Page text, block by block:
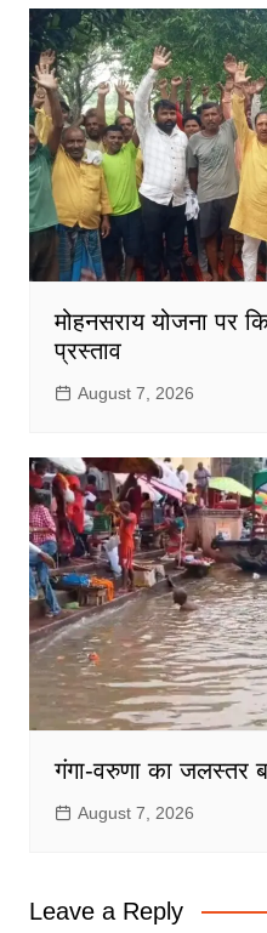
मोहनसराय योजना पर
प्रस्ताव
August 7, 2026
गंगा-वरुणा का जलस्तर
August 7, 2026
Leave a Reply